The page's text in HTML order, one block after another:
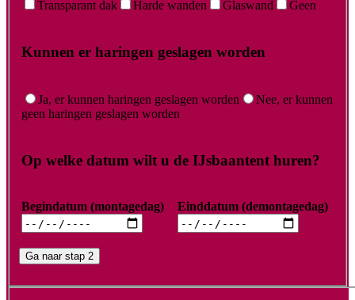
Transparant dak Harde wanden Glaswand Geen
Kunnen er haringen geslagen worden
Ja, er kunnen haringen geslagen worden
Nee, er kunnen
geen haringen geslagen worden
Op welke datum wilt u de IJsbaantent huren?
Begindatum (montagedag) Einddatum (demontagedag)
Ga naar stap 2